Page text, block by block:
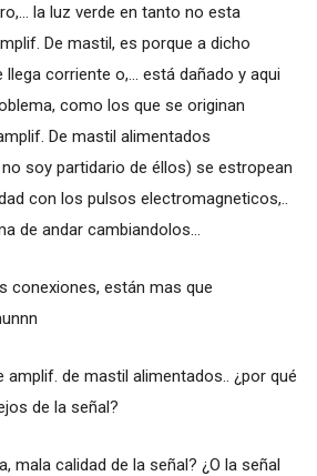
la luz verde en tanto no esta
De mastil, es porque a dicho
corriente o,... está dañado y aqui
como los que se originan
De mastil alimentados
soy partidario de éllos) se estropean
con los pulsos electromagneticos,..
de andar cambiandolos...
conexiones, están mas que
amplif. de mastil alimentados.. ¿por qué
de la señal?
mala calidad de la señal? ¿O la señal